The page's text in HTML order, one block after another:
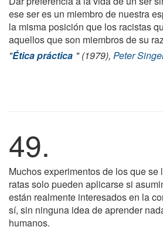
ese ser es un miembro de nuestra
la misma posición que los racistas
aquellos que son miembros de su
"Ética práctica " (1979), Peter
49.
Muchos experimentos de los que se
ratas solo pueden aplicarse si
están realmente interesados en la
sí, sin ninguna idea de aprender
humanos.